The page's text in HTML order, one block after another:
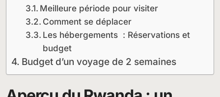
Meilleure période pour visiter
Comment se déplacer
Les hébergements : Réservations et
budget
Budget d’un voyage de 2 semaines